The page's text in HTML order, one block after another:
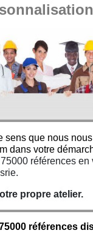
sens que nous
dans votre
références en
propre atelier.
références